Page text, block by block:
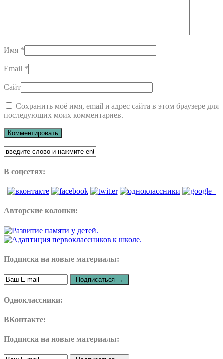
Имя *
Email *
Сайт
Сохранить моё имя, email и адрес сайта в этом браузере для
последующих моих комментариев.
В соцсетях:
Авторские колонки:
Подписка на новые материалы:
Одноклассники:
ВКонтакте:
Подписка на новые материалы: